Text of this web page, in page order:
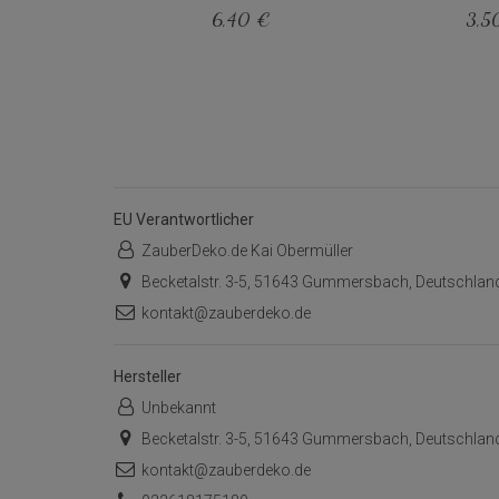
6,40 €
EU Verantwortlicher
ZauberDeko.de Kai Obermüller
Becketalstr. 3-5, 51643 Gummersbach,
kontakt@zauberdeko.de
Hersteller
Unbekannt
Becketalstr. 3-5, 51643 Gummersbach,
kontakt@zauberdeko.de